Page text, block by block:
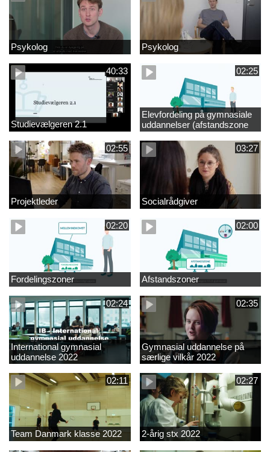
Psykolog Psykolog
40:33
Studievælgeren 2.1
02:25
Elevfordeling på gymnasiale
uddannelser (afstandszone
redigeret)
02:55
Projektleder
03:27
Socialrådgiver
02:20
Fordelingszoner
02:00
Afstandszoner
02:24
International gymnasial
uddannelse 2022
02:35
Gymnasial uddannelse på
særlige vilkår 2022
02:11
Team Danmark klasse 2022
02:27
2-årig stx 2022